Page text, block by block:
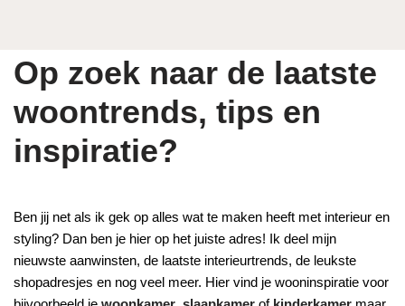
Op zoek naar de laatste
woontrends, tips en
inspiratie?
Ben jij net als ik gek op alles wat te maken heeft met interieur en
styling? Dan ben je hier op het juiste adres! Ik deel mijn
nieuwste aanwinsten, de laatste interieurtrends, de leukste
shopadresjes en nog veel meer. Hier vind je wooninspiratie voor